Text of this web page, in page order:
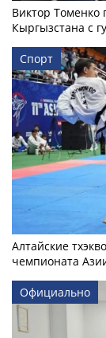
Виктор Томенко
Кыргызстана с
Спорт
Алтайские
чемпионата
Официально